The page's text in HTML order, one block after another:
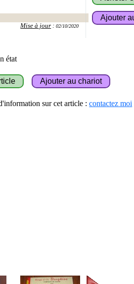
Mise à jour :02/10/2020
état
sur cet article :contactez moi